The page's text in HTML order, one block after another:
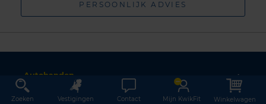
PERSOONLIJK ADVIES
Autobanden
All-seasonbanden
Zoeken Vestigingen Contact Mijn KwikFit Winkelwagen